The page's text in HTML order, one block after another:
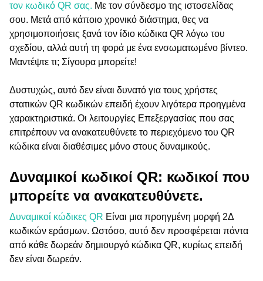
τον κωδικό QR σας. Με τον σύνδεσμο της ιστοσελίδας
σου. Μετά από κάποιο χρονικό διάστημα, θες να
χρησιμοποιήσεις ξανά τον ίδιο κώδικα QR λόγω του
σχεδίου, αλλά αυτή τη φορά με ένα ενσωματωμένο βίντεο.
Μαντέψτε τι; Σίγουρα μπορείτε!
Δυστυχώς, αυτό δεν είναι δυνατό για τους χρήστες
στατικών QR κωδικών επειδή έχουν λιγότερα προηγμένα
χαρακτηριστικά. Οι λειτουργίες Επεξεργασίας που σας
επιτρέπουν να ανακατευθύνετε το περιεχόμενο του QR
κώδικα είναι διαθέσιμες μόνο στους δυναμικούς.
Δυναμικοί κωδικοί QR: κωδικοί που
μπορείτε να ανακατευθύνετε.
Δυναμικοί κώδικες QR Είναι μια προηγμένη μορφή 2Δ
κωδικών εράσμων. Ωστόσο, αυτό δεν προσφέρεται πάντα
από κάθε δωρεάν δημιουργό κώδικα QR, κυρίως επειδή
δεν είναι δωρεάν.